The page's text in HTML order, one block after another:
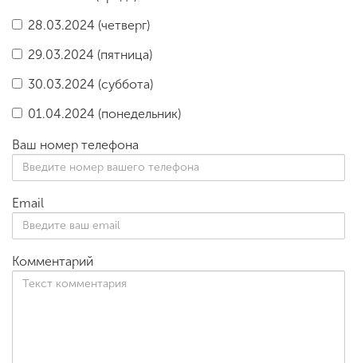
28.03.2024 (четверг)
29.03.2024 (пятница)
30.03.2024 (суббота)
01.04.2024 (понедельник)
Ваш номер телефона
Email
Комментарий